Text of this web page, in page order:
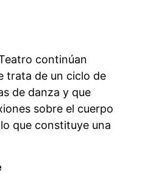
continúan
trata de un ciclo de
de danza y que
sobre el cuerpo
que constituye una